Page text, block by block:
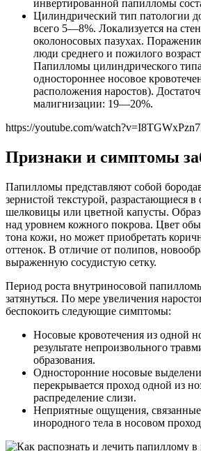
инвертированной папилломы
Цилиндрический тип патологии
всего 5—8%. Локализуется на
околоносовых пазухах.
люди среднего и пожилого
Папилломы цилиндрического
одностороннее носовое
расположения наростов).
малигнизации: 19—20%.
https://youtube.com/
Признаки и симптомы
Папилломы представляют собой
зернистой текстурой, разрастающиеся в
шелковицы или цветной капусты.
над уровнем кожного покрова. Цвет
тона кожи, но может приобретать
оттенок. В отличие от полипов,
выраженную сосудистую сетку.
Период роста внутриносовой
затянуться. По мере увеличения
беспокоить следующие симптомы:
Носовые кровотечения из одной
результате непроизвольного
образования.
Односторонние носовые
перекрывается проход одной из
распределение слизи.
Неприятные ощущения,
инородного тела в носовом